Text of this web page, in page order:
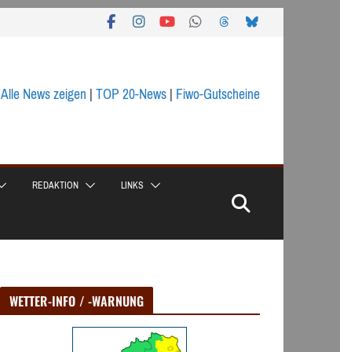
Alle News zeigen|TOP 20-News|Fiwo-Gutscheine
REDAKTION LINKS
WETTER-INFO / -WARNUNG